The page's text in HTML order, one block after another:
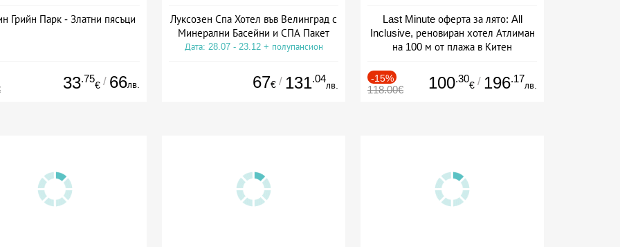
Грийн Парк - Златни пясъци
33.75
€ / 66лв.
Луксозен Спа Хотел във Велинград с
Минерални Басейни и СПА Пакет
Дата: 28.07 - 23.12 + полупансион
67€ / 131.04
лв.
Last Minute оферта за лято: All
Inclusive, реновиран хотел Атлиман
на 100 м от плажа в Китен
-15%
118.00€ 100.30
€ / 196.17
лв.